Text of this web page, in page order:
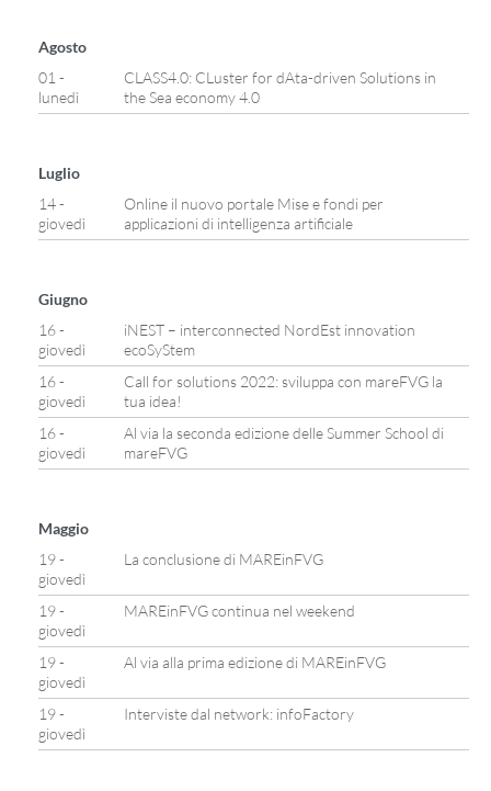
Agosto
01 -
lunedì
CLASS4.0: CLuster for dAta-driven Solutions in
the Sea economy 4.0
Luglio
14 -
giovedì
Online il nuovo portale Mise e fondi per
applicazioni di intelligenza artificiale
Giugno
16 -
giovedì
iNEST – interconnected NordEst innovation
ecoSyStem
16 -
giovedì
Call for solutions 2022: sviluppa con mareFVG la
tua idea!
16 -
giovedì
Al via la seconda edizione delle Summer School di
mareFVG
Maggio
19 -
giovedì
La conclusione di MAREinFVG
19 -
giovedì
MAREinFVG continua nel weekend
19 -
giovedì
Al via alla prima edizione di MAREinFVG
19 -
giovedì
Interviste dal network: infoFactory